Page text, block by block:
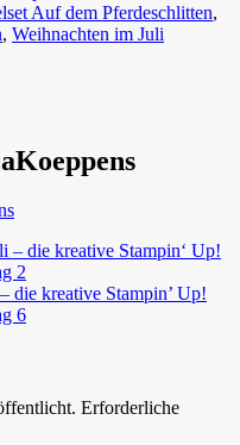
Auf dem Pferdeschlitten,
, Weihnachten im Juli
– die kreative Stampin‘ Up!
2
die kreative Stampin’ Up!
6
Erforderliche